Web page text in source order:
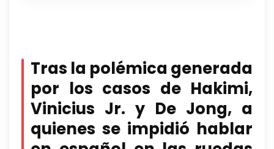
Tras la polémica generada
por los casos de Hakimi,
Vinicius Jr. y De Jong, a
quienes se impidió hablar